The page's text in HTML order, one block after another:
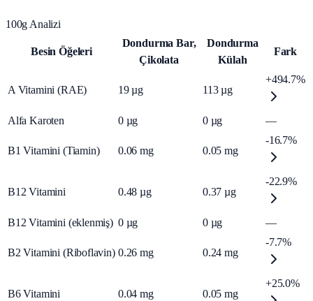
100g Analizi
Besin Öğeleri
Dondurma Bar,
Çikolata
Dondurma
Külah
Fark
A Vitamini (RAE) 19 µg 113 µg
+494.7%
Alfa Karoten 0 µg 0 µg —
B1 Vitamini (Tiamin) 0.06 mg 0.05 mg
-16.7%
B12 Vitamini 0.48 µg 0.37 µg
-22.9%
B12 Vitamini (eklenmiş) 0 µg 0 µg —
B2 Vitamini (Riboflavin) 0.26 mg 0.24 mg
-7.7%
B6 Vitamini 0.04 mg 0.05 mg
+25.0%